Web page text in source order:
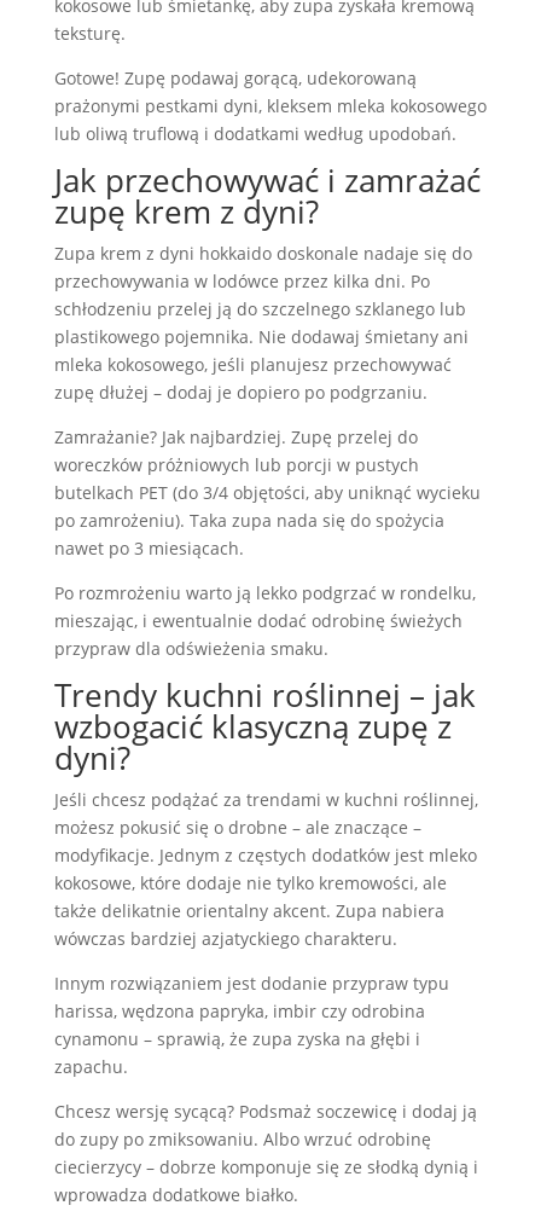
kokosowe lub śmietankę, aby zupa zyskała kremową
teksturę.
Gotowe! Zupę podawaj gorącą, udekorowaną
prażonymi pestkami dyni, kleksem mleka kokosowego
lub oliwą truflową i dodatkami według upodobań.
Jak przechowywać i zamrażać
zupę krem z dyni?
Zupa krem z dyni hokkaido doskonale nadaje się do
przechowywania w lodówce przez kilka dni. Po
schłodzeniu przelej ją do szczelnego szklanego lub
plastikowego pojemnika. Nie dodawaj śmietany ani
mleka kokosowego, jeśli planujesz przechowywać
zupę dłużej – dodaj je dopiero po podgrzaniu.
Zamrażanie? Jak najbardziej. Zupę przelej do
woreczków próżniowych lub porcji w pustych
butelkach PET (do 3/4 objętości, aby uniknąć wycieku
po zamrożeniu). Taka zupa nada się do spożycia
nawet po 3 miesiącach.
Po rozmrożeniu warto ją lekko podgrzać w rondelku,
mieszając, i ewentualnie dodać odrobinę świeżych
przypraw dla odświeżenia smaku.
Trendy kuchni roślinnej – jak
wzbogacić klasyczną zupę z
dyni?
Jeśli chcesz podążać za trendami w kuchni roślinnej,
możesz pokusić się o drobne – ale znaczące –
modyfikacje. Jednym z częstych dodatków jest mleko
kokosowe, które dodaje nie tylko kremowości, ale
także delikatnie orientalny akcent. Zupa nabiera
wówczas bardziej azjatyckiego charakteru.
Innym rozwiązaniem jest dodanie przypraw typu
harissa, wędzona papryka, imbir czy odrobina
cynamonu – sprawią, że zupa zyska na głębi i
zapachu.
Chcesz wersję sycącą? Podsmaż soczewicę i dodaj ją
do zupy po zmiksowaniu. Albo wrzuć odrobinę
ciecierzycy – dobrze komponuje się ze słodką dynią i
wprowadza dodatkowe białko.